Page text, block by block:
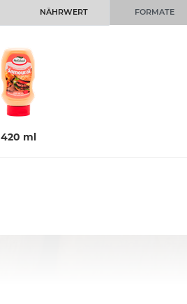
NÄHRWERT FORMATE
420 ml